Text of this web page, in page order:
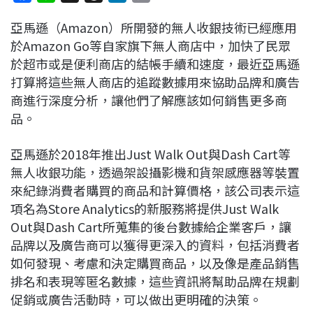
c
e
b
o
o
n
e
r
e
a
d
s
n
k
e
d
I
p
y
L
i
n
亞馬遜（Amazon）所開發的無人收銀技術已經應用
於Amazon Go等自家旗下無人商店中，加快了民眾
於超市或是便利商店的結帳手續和速度，最近亞馬遜
打算將這些無人商店的追蹤數據用來協助品牌和廣告
商進行深度分析，讓他們了解應該如何銷售更多商
品。
亞馬遜於2018年推出Just Walk Out與Dash Cart等
無人收銀功能，透過架設攝影機和貨架感應器等裝置
來紀錄消費者購買的商品和計算價格，該公司表示這
項名為Store Analytics的新服務將提供Just Walk
Out與Dash Cart所蒐集的後台數據給企業客戶，讓
品牌以及廣告商可以獲得更深入的資料，包括消費者
如何發現、考慮和決定購買商品，以及像是產品銷售
排名和表現等匿名數據，這些資訊將幫助品牌在規劃
促銷或廣告活動時，可以做出更明確的決策。